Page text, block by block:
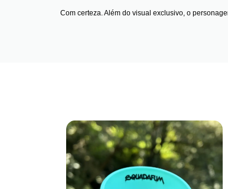
Com certeza. Além do visual exclusivo, o